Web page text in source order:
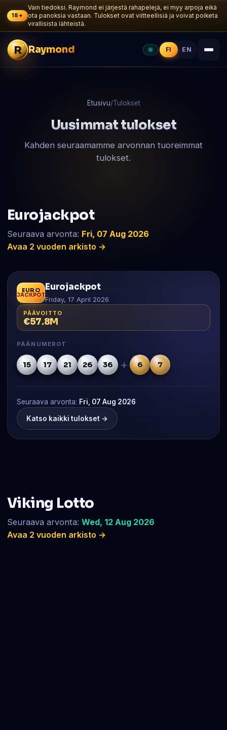
18+
Vain tiedoksi. Raymond ei järjestä rahapelejä, ei myy arpoja eikä
ota panoksia vastaan. Tulokset ovat viitteellisiä ja voivat poiketa
virallisista lähteistä.
R Raymond FI EN
Etusivu/Tulokset
Uusimmat tulokset
Kahden seuraamamme arvonnan tuoreimmat
tulokset.
Eurojackpot
Seuraava arvonta: Fri, 07 Aug 2026
Avaa 2 vuoden arkisto →
EURO
JACKPOT
Eurojackpot
Friday, 17 April 2026
PÄÄVOITTO
€57.8M
PÄÄNUMEROT
15 17 21 26 36 + 6 7
Seuraava arvonta: Fri, 07 Aug 2026
Katso kaikki tulokset →
Viking Lotto
Seuraava arvonta: Wed, 12 Aug 2026
Avaa 2 vuoden arkisto →